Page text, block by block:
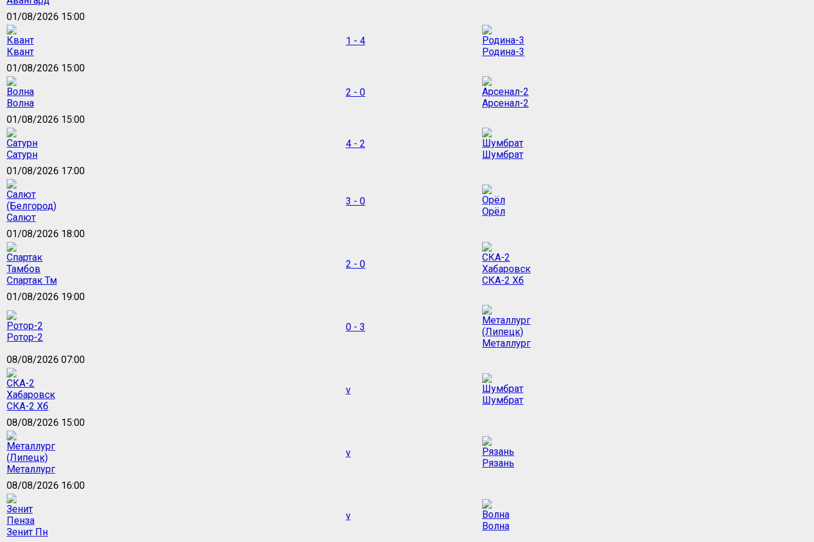
01/08/2026 15:00
Квант
1 - 4
Родина-3
01/08/2026 15:00
Волна
2 - 0
Арсенал-2
01/08/2026 15:00
Сатурн
4 - 2
Шумбрат
01/08/2026 17:00
Салют
3 - 0
Орёл
01/08/2026 18:00
Спартак Тм
2 - 0
СКА-2 Хб
01/08/2026 19:00
Ротор-2
0 - 3
Металлург
08/08/2026 07:00
СКА-2 Хб
v
Шумбрат
08/08/2026 15:00
Металлург
v
Рязань
08/08/2026 16:00
Зенит Пн
v
Волна